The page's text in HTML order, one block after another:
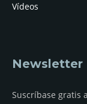
Vídeos
Newsletter
Suscríbase gratis